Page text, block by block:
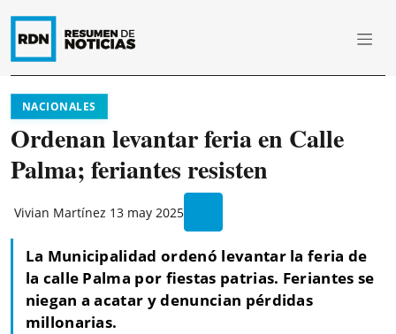
NACIONALES
Ordenan levantar feria en Calle
Palma; feriantes resisten
Vivian Martínez 13 may 2025
La Municipalidad ordenó levantar la feria de
la calle Palma por fiestas patrias. Feriantes se
niegan a acatar y denuncian pérdidas
millonarias.